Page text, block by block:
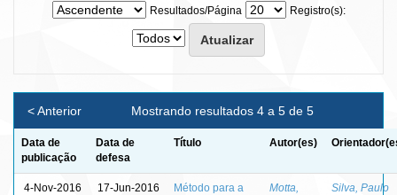
Resultados/Página
Registro(s):
Mostrando resultados 4 a 5 de 5
< Anterior
Data de
publicação
Data de
defesa
Título Autor(es)
4-Nov-2016 17-Jun-2016
Método para a
Motta,
Silva, Paulo